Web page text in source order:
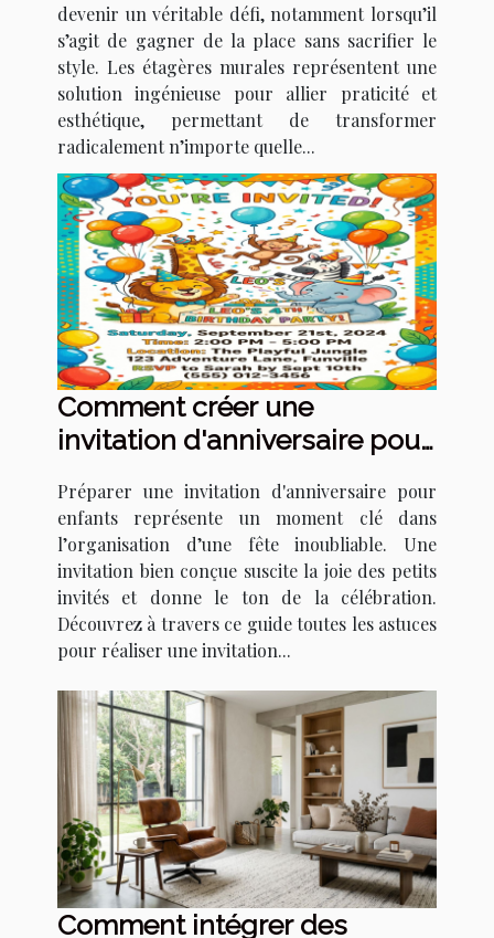
devenir un véritable défi, notamment lorsqu’il
s’agit de gagner de la place sans sacrifier le
style. Les étagères murales représentent une
solution ingénieuse pour allier praticité et
esthétique, permettant de transformer
radicalement n’importe quelle...
Comment créer une
invitation d'anniversaire pour
Préparer une invitation d'anniversaire pour
enfants représente un moment clé dans
l’organisation d’une fête inoubliable. Une
invitation bien conçue suscite la joie des petits
invités et donne le ton de la célébration.
Découvrez à travers ce guide toutes les astuces
pour réaliser une invitation...
Comment intégrer des